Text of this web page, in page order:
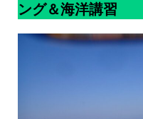
ング＆海洋講習